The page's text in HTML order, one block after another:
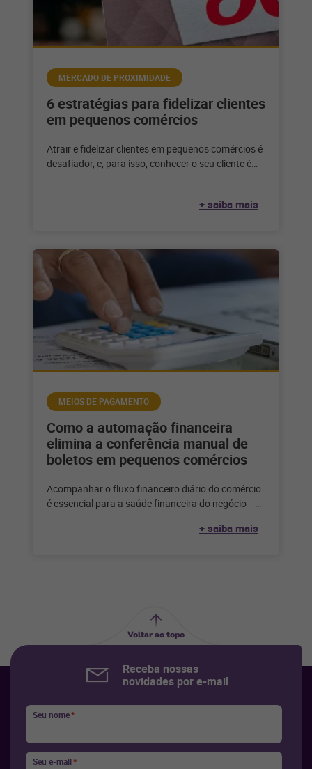
MERCADO DE PROXIMIDADE
6 estratégias para fidelizar clientes
em pequenos comércios
Atrair e fidelizar clientes em pequenos comércios é
desafiador, e, para isso, conhecer o seu cliente é
+ saiba mais
MEIOS DE PAGAMENTO
Como a automação financeira
elimina a conferência manual de
boletos em pequenos comércios
Acompanhar o fluxo financeiro diário do comércio
é essencial para a saúde financeira do negócio –
+ saiba mais
Voltar ao topo
Receba nossas
novidades por e-mail
Seu nome*
Seu e-mail*